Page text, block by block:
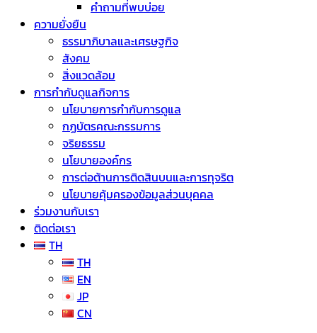
คำถามที่พบบ่อย
ความยั่งยืน
ธรรมาภิบาลและเศรษฐกิจ
สังคม
สิ่งแวดล้อม
การกำกับดูแลกิจการ
นโยบายการกำกับการดูแล
กฏบัตรคณะกรรมการ
จริยธรรม
นโยบายองค์กร
การต่อต้านการติดสินบนและการทุจริต
นโยบายคุ้มครองข้อมูลส่วนบุคคล
ร่วมงานกับเรา
ติดต่อเรา
TH
TH
EN
JP
CN